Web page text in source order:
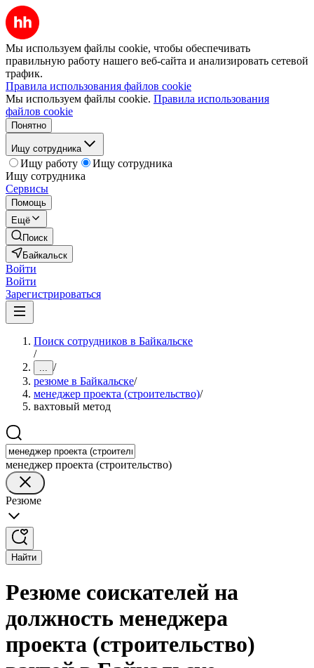
Мы используем файлы cookie, чтобы обеспечивать
правильную работу нашего веб-сайта и анализировать сетевой
трафик.
Правила использования файлов cookie
Мы используем файлы cookie. Правила использования
файлов cookie
Понятно
Ищу сотрудника
Ищу работу
Ищу сотрудника
Ищу сотрудника
Сервисы
Помощь
Ещё
Поиск
Байкальск
Войти
Войти
Зарегистрироваться
Поиск сотрудников в Байкальске
/
... /
резюме в Байкальске/
менеджер проекта (строительство)/
вахтовый метод
менеджер проекта (строительство)
Резюме
Найти
Резюме соискателей на
должность менеджера
проекта (строительство)